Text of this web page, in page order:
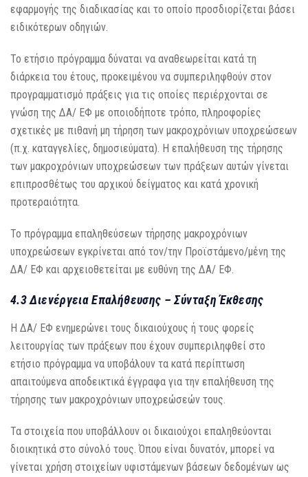
εφαρμογής της διαδικασίας και το οποίο προσδιορίζεται βάσει
ειδικότερων οδηγιών.
Το ετήσιο πρόγραμμα δύναται να αναθεωρείται κατά τη
διάρκεια του έτους, προκειμένου να συμπεριληφθούν στον
προγραμματισμό πράξεις για τις οποίες περιέρχονται σε
γνώση της ΔΑ/ ΕΦ με οποιοδήποτε τρόπο, πληροφορίες
σχετικές με πιθανή μη τήρηση των μακροχρόνιων υποχρεώσεων
(π.χ. καταγγελίες, δημοσιεύματα). Η επαλήθευση της τήρησης
των μακροχρόνιων υποχρεώσεων των πράξεων αυτών γίνεται
επιπροσθέτως του αρχικού δείγματος και κατά χρονική
προτεραιότητα.
Το πρόγραμμα επαληθεύσεων τήρησης μακροχρόνιων
υποχρεώσεων εγκρίνεται από τον/την Προϊστάμενο/μένη της
ΔΑ/ ΕΦ και αρχειοθετείται με ευθύνη της ΔΑ/ ΕΦ.
4.3 Διενέργεια Επαλήθευσης – Σύνταξη Έκθεσης
Η ΔΑ/ ΕΦ ενημερώνει τους δικαιούχους ή τους φορείς
λειτουργίας των πράξεων που έχουν συμπεριληφθεί στο
ετήσιο πρόγραμμα να υποβάλουν τα κατά περίπτωση
απαιτούμενα αποδεικτικά έγγραφα για την επαλήθευση της
τήρησης των μακροχρόνιων υποχρεώσεών τους.
Τα στοιχεία που υποβάλλουν οι δικαιούχοι επαληθεύονται
διοικητικά στο σύνολό τους. Όπου είναι δυνατόν, μπορεί να
γίνεται χρήση στοιχείων υφιστάμενων βάσεων δεδομένων ως